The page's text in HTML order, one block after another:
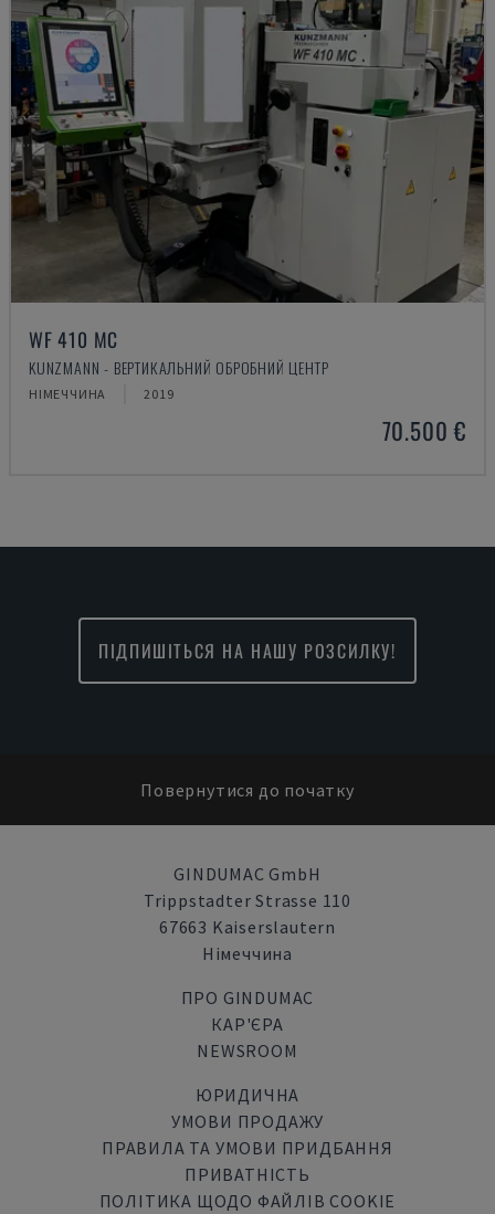
WF 410 MC
KUNZMANN - ВЕРТИКАЛЬНИЙ ОБРОБНИЙ ЦЕНТР
НІМЕЧЧИНА 2019
70.500 €
ПІДПИШІТЬСЯ НА НАШУ РОЗСИЛКУ!
Повернутися до початку
GINDUMAC GmbH
Trippstadter Strasse 110
67663 Kaiserslautern
Німеччина
ПРО GINDUMAC
КАР'ЄРА
NEWSROOM
ЮРИДИЧНА
УМОВИ ПРОДАЖУ
ПРАВИЛА ТА УМОВИ ПРИДБАННЯ
ПРИВАТНІСТЬ
ПОЛІТИКА ЩОДО ФАЙЛІВ COOKIE